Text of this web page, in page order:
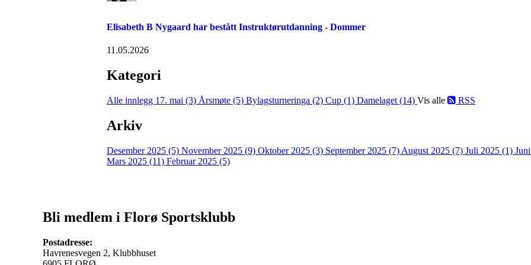
Elisabeth B Nygaard har bestått Instruktørutdanning - Dommer
11.05.2026
Kategori
Alle innlegg 17. mai (3) Årsmøte (5) Bylagsturneringa (2) Cup (1) Damelaget (14) Vis alle RSS
Arkiv
Desember 2025 (5) November 2025 (9) Oktober 2025 (3) September 2025 (7) August 2025 (7) Juli 2025 (1)
Mars 2025 (11) Februar 2025 (5)
Bli medlem i Florø Sportsklubb
Postadresse:
Havrenesvegen 2, Klubbhuset